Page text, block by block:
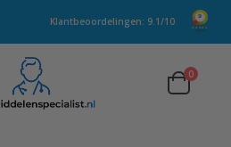
Klantbeoordelingen: 9.1/10
0